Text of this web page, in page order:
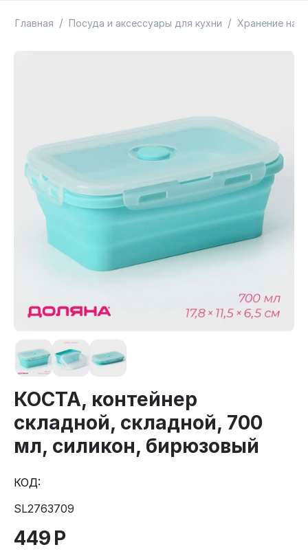
Главная / Посуда и аксессуары для кухни / Хранение на
КОСТА, контейнер
складной, складной, 700
мл, силикон, бирюзовый
КОД:
SL2763709
449 Р